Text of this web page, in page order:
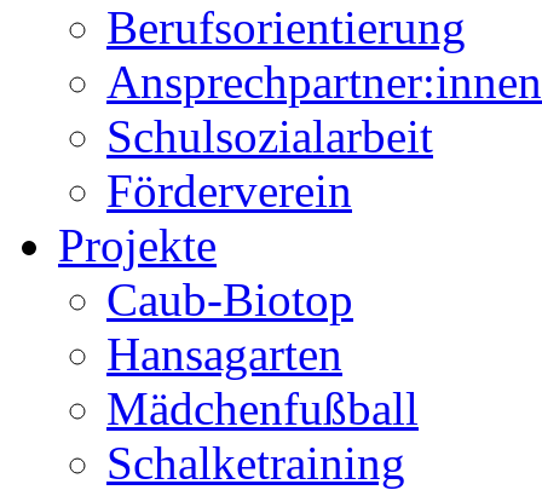
Berufsorientierung
Ansprechpartner:innen
Schulsozialarbeit
Förderverein
Projekte
Caub-Biotop
Hansagarten
Mädchenfußball
Schalketraining